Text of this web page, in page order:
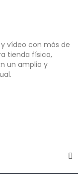
vídeo con más de
tienda física,
un amplio y